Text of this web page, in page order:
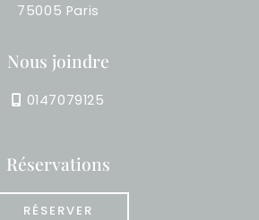
75005 Paris
Nous joindre
0147079125
Réservations
RÉSERVER